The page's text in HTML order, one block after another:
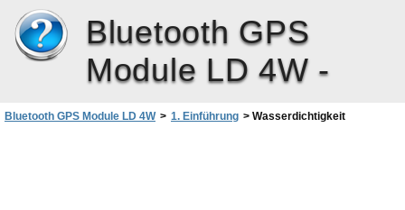
Bluetooth GPS
Module LD 4W -
Bluetooth GPS Module LD 4W > 1. Einführung > Wasserdichtigkeit